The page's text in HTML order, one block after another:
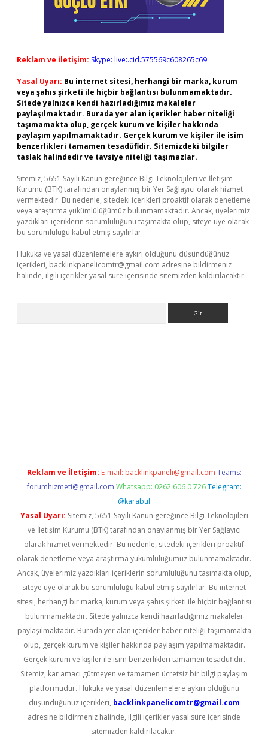
Reklam ve İletişim: Skype: live:.cid.575569c608265c69
Yasal Uyarı: Bu internet sitesi, herhangi bir marka, kurum
veya şahıs şirketi ile hiçbir bağlantısı bulunmamaktadır.
Sitede yalnızca kendi hazırladığımız makaleler
paylaşılmaktadır. Burada yer alan içerikler haber niteliği
taşımamakta olup, gerçek kurum ve kişiler hakkında
paylaşım yapılmamaktadır. Gerçek kurum ve kişiler ile isim
benzerlikleri tamamen tesadüfidir. Sitemizdeki bilgiler
taslak halindedir ve tavsiye niteliği taşımazlar.
Sitemiz, 5651 Sayılı Kanun gereğince Bilgi Teknolojileri ve İletişim
Kurumu (BTK) tarafından onaylanmış bir Yer Sağlayıcı olarak hizmet
vermektedir. Bu nedenle, sitedeki içerikleri proaktif olarak denetleme
veya araştırma yükümlülüğümüz bulunmamaktadır. Ancak, üyelerimiz
yazdıkları içeriklerin sorumluluğunu taşımakta olup, siteye üye olarak
bu sorumluluğu kabul etmiş sayılırlar.
Hukuka ve yasal düzenlemelere aykırı olduğunu düşündüğünüz
içerikleri, backlinkpanelicomtr@gmail.com adresine bildirmeniz
halinde, ilgili içerikler yasal süre içerisinde sitemizden kaldırılacaktır.
Reklam ve İletişim: E-mail: backlinkpaneli@gmail.com Teams:
forumhizmeti@gmail.com Whatsapp: 0262 606 0 726 Telegram:
@karabul
Yasal Uyarı: Sitemiz, 5651 Sayılı Kanun gereğince Bilgi Teknolojileri
ve İletişim Kurumu (BTK) tarafından onaylanmış bir Yer Sağlayıcı
olarak hizmet vermektedir. Bu nedenle, sitedeki içerikleri proaktif
olarak denetleme veya araştırma yükümlülüğümüz bulunmamaktadır.
Ancak, üyelerimiz yazdıkları içeriklerin sorumluluğunu taşımakta olup,
siteye üye olarak bu sorumluluğu kabul etmiş sayılırlar. Bu internet
sitesi, herhangi bir marka, kurum veya şahıs şirketi ile hiçbir bağlantısı
bulunmamaktadır. Sitede yalnızca kendi hazırladığımız makaleler
paylaşılmaktadır. Burada yer alan içerikler haber niteliği taşımamakta
olup, gerçek kurum ve kişiler hakkında paylaşım yapılmamaktadır.
Gerçek kurum ve kişiler ile isim benzerlikleri tamamen tesadüfidir.
Sitemiz, kar amacı gütmeyen ve tamamen ücretsiz bir bilgi paylaşım
platformudur. Hukuka ve yasal düzenlemelere aykırı olduğunu
düşündüğünüz içerikleri, backlinkpanelicomtr@gmail.com
adresine bildirmeniz halinde, ilgili içerikler yasal süre içerisinde
sitemizden kaldırılacaktır.